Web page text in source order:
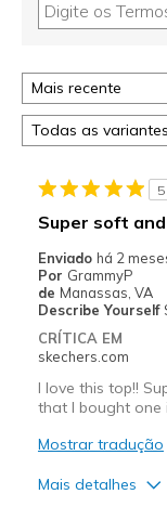
5
Super soft
Enviado há 2
Por GrammyP
de Manassas, VA
Describe Yourself
CRÍTICA EM
skechers.com
I love this top!!
that I bought one
Mostrar tradução
Mais detalhes